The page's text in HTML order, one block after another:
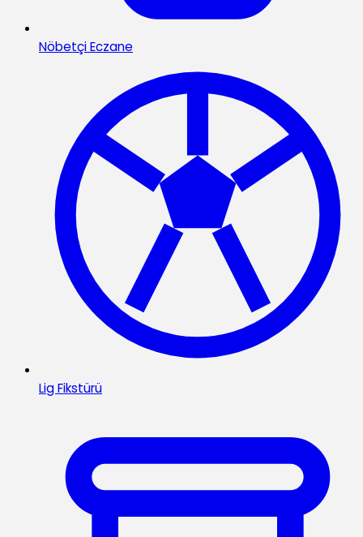
Nöbetçi Eczane
Lig Fikstürü